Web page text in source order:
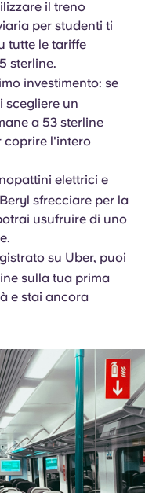
il treno
per studenti ti
tutte le tariffe
sterline.
investimento: se
scegliere un
a 53 sterline
coprire l'intero
elettrici e
sfrecciare per la
usufruire di uno
su Uber, puoi
sulla tua prima
e stai ancora